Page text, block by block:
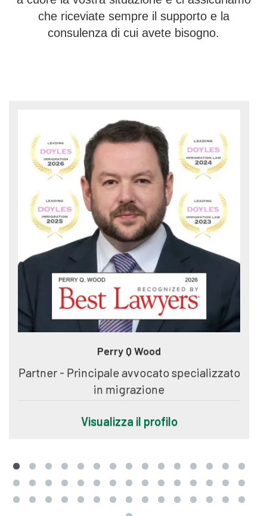
che riceviate sempre il supporto e la
consulenza di cui avete bisogno.
Perry Q Wood
Partner - Principale avvocato specializzato
in migrazione
Visualizza il profilo